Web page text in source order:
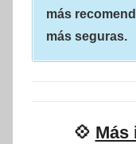
más
más seguras.
💠 Más